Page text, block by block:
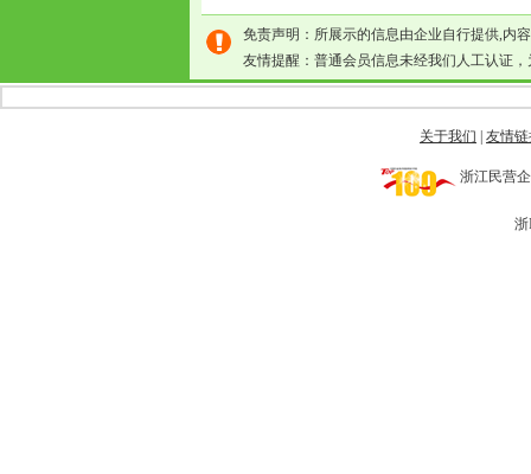
免责声明：所展示的信息由企业自行提供,内
友情提醒：普通会员信息未经我们人工认证
关于我们 友情
浙江民营
浙